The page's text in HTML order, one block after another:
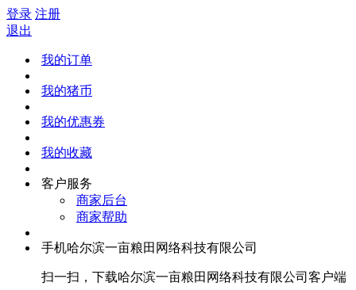
登录 注册
退出
我的订单
我的猪币
我的优惠券
我的收藏
客户服务
商家后台
商家帮助
手机哈尔滨一亩粮田网络科技有限公司
扫一扫，下载哈尔滨一亩粮田网络科技有限公司客户端